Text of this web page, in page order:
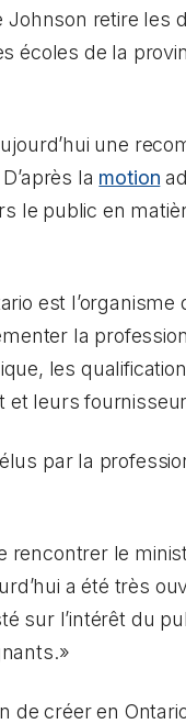
retire les
écoles de la
une
la motion
le public en
est
la
les
et leurs
par la
rencontrer le
a été très
sur l’intérêt du
de créer en